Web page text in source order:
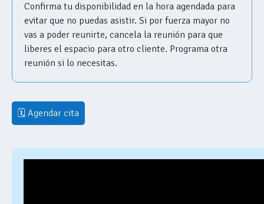
Confirma tu disponibilidad en la hora agendada para
evitar que no puedas asistir. Si por fuerza mayor no
vas a poder reunirte, cancela la reunión para que
liberes el espacio para otro cliente. Programa otra
reunión si lo necesitas.
🗓 Agendar cita